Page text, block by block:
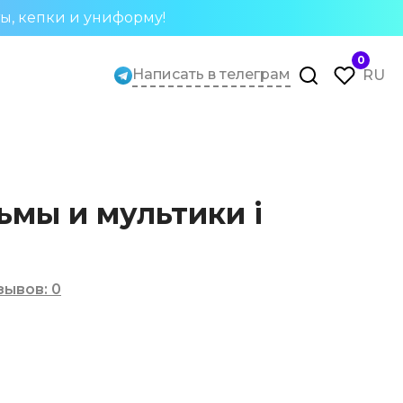
кепки и униформу!
Написать в телеграм
0
RU
и мультики i
: 0